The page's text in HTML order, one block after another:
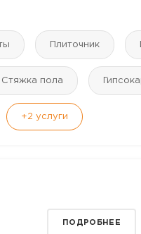
Плиточник
Стяжка пола
+2 услуги
ПОДРОБНЕЕ